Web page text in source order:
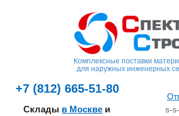
Комплексные поставки
для наружных инженерных
+7 (812) 665-51-80
Склады в Москве и
s-